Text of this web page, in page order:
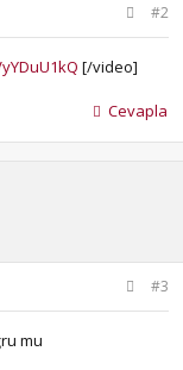
#2
[/video]
Cevapla
#3
mu